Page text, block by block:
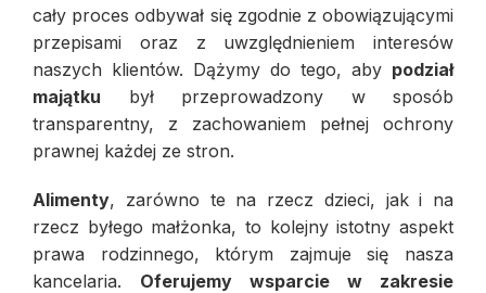
cały proces odbywał się zgodnie z obowiązującymi
przepisami oraz z uwzględnieniem interesów
naszych klientów. Dążymy do tego, aby podział
majątku był przeprowadzony w sposób
transparentny, z zachowaniem pełnej ochrony
prawnej każdej ze stron.
Alimenty, zarówno te na rzecz dzieci, jak i na
rzecz byłego małżonka, to kolejny istotny aspekt
prawa rodzinnego, którym zajmuje się nasza
kancelaria. Oferujemy wsparcie w zakresie